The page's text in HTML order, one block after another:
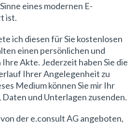
eines modernen E-
ist.
ich diesen für Sie kostenlosen
einen persönlichen und
Akte. Jederzeit haben Sie die
Ihrer Angelegenheit zu
Medium können Sie mir Ihr
und Unterlagen zusenden.
der e.consult AG angeboten,